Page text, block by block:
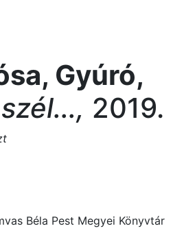
Gyúró,
2019.
Béla Pest Megyei Könyvtár